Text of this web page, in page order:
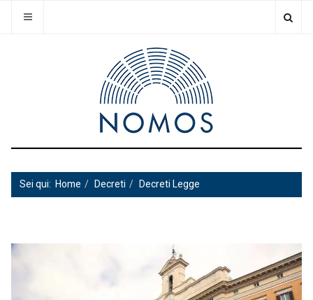
Sei qui: Home Decreti Decreti Legge